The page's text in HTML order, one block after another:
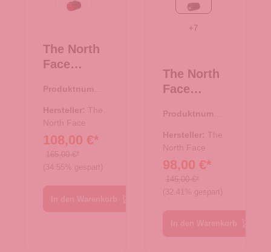
TNF Red-TNF Black
The North
Face
e/Rucksac
k Base
Camp
Duffel L
TNF Black
Produktnumme
Hersteller: The
North Face
108,00 €*
165,00 €*
(34.55% gespart)
TNF Black
+7
The North
Face
e/Rucksac
k Base
Camp
Duffel S
TNF Black
Produktnumme
Hersteller: The
North Face
98,00 €*
145,00 €*
(32.41% gespart)